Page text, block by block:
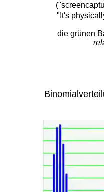
"It's
die grünen